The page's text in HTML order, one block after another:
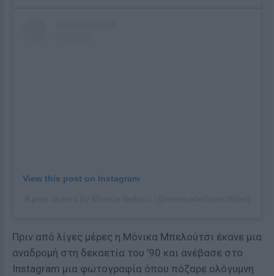
View this post on Instagram
Πριν από λίγες μέρες η Μόνικα Μπελούτσι έκανε μια
αναδρομή στη δεκαετία του ’90 και ανέβασε στο
Instagram μια φωτογραφία όπου πόζαρε ολόγυμνη